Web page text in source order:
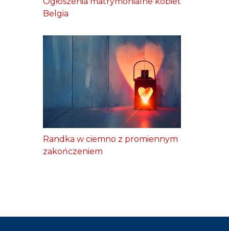
Belgia
Randka w ciemno z promiennym
zakończeniem